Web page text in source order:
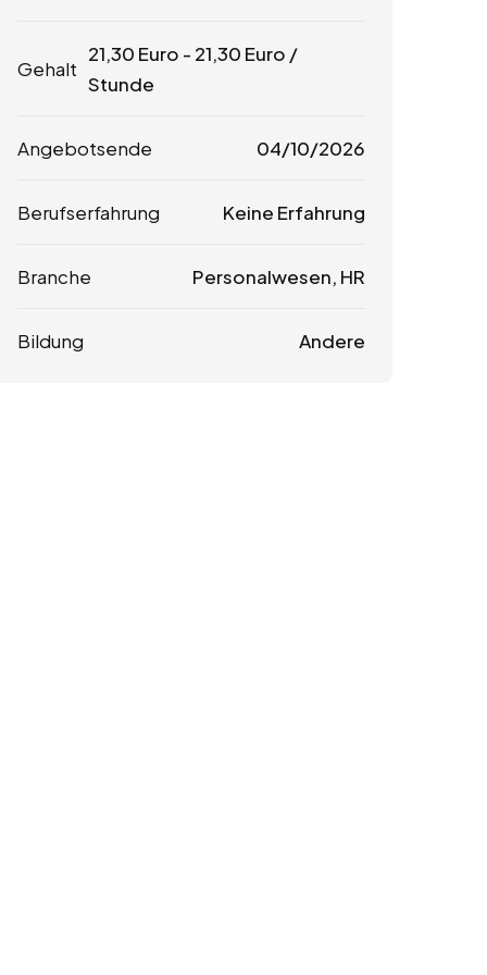
Gehalt
21,30 Euro - 21,30 Euro /
Stunde
Angebotsende 04/10/2026
Berufserfahrung Keine Erfahrung
Branche Personalwesen, HR
Bildung Andere